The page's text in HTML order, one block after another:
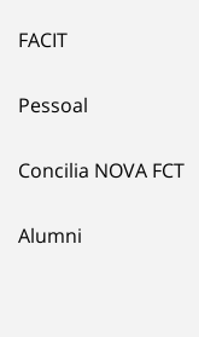
FACIT
Pessoal
Concilia NOVA FCT
Alumni